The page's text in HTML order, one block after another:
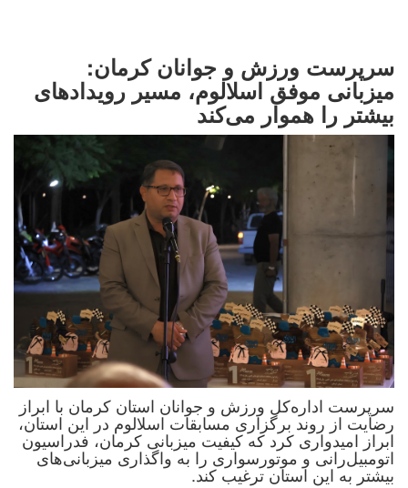
سرپرست ورزش و جوانان کرمان:
میزبانی موفق اسلالوم، مسیر رویدادهای
بیشتر را هموار می‌کند
سرپرست اداره‌کل ورزش و جوانان استان کرمان با ابراز
رضایت از روند برگزاری مسابقات اسلالوم در این استان،
ابراز امیدواری کرد که کیفیت میزبانی کرمان، فدراسیون
اتومبیل‌رانی و موتورسواری را به واگذاری میزبانی‌های
بیشتر به این استان ترغیب کند.